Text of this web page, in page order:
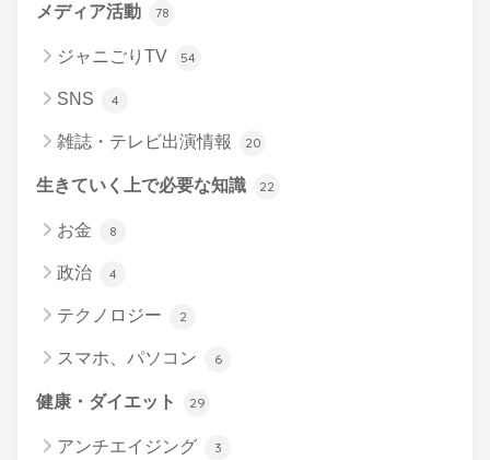
メディア活動 78
ジャニごりTV 54
SNS 4
雑誌・テレビ出演情報 20
生きていく上で必要な知識 22
お金 8
政治 4
テクノロジー 2
スマホ、パソコン 6
健康・ダイエット 29
アンチエイジング 3